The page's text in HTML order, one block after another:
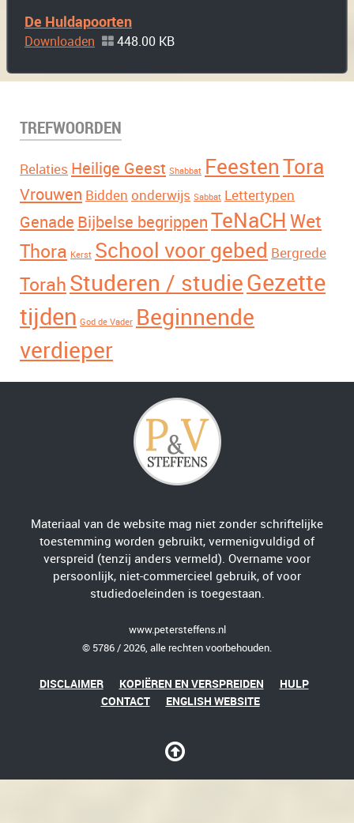
De Huldapoorten
Downloaden 448.00 KB
TREFWOORDEN
Relaties Heilige Geest Shabbat FeestenTora
Vrouwen Bidden onderwijs Sabbat Lettertypen
Genade Bijbelse begrippen TeNaCH Wet
Thora Kerst School voor gebed Bergrede
Torah Studeren / studieGezette
tijden God de Vader Beginnende
verdieper
Materiaal van de website mag niet zonder schriftelijke
toestemming worden gebruikt, vermenigvuldigd of
verspreid (tenzij anders vermeld). Overname voor
persoonlijk, niet-commercieel gebruik, of voor
studiedoeleinden is toegestaan.
www.petersteffens.nl
© 5786 / 2026, alle rechten voorbehouden.
DISCLAIMER KOPIËREN EN VERSPREIDEN
HULP
CONTACT
ENGLISH WEBSITE